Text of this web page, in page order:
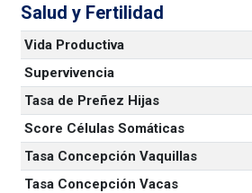
Salud y Fertilidad
Vida Productiva
Supervivencia
Tasa de Preñez Hijas
Score Células Somáticas
Tasa Concepción Vaquillas
Tasa Concepción Vacas